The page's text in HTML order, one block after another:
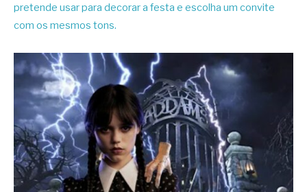
pretende usar para decorar a festa e escolha um convite
com os mesmos tons.